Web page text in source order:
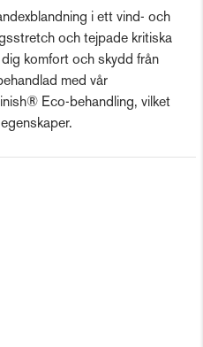
i ett vind- och
och tejpade kritiska
komfort och skydd från
med vår
Eco-behandling, vilket